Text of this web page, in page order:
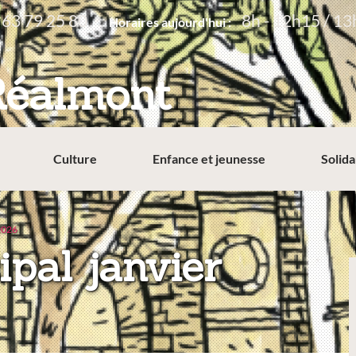
79 25 80 Horaires aujourd'hui : 8h - 12h15 /
Culture Enfance et jeunesse
janvier